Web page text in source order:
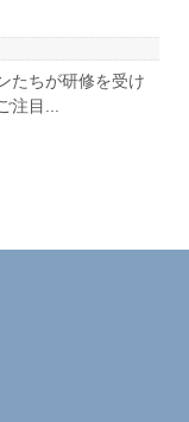
たちが研修を受け
注目...